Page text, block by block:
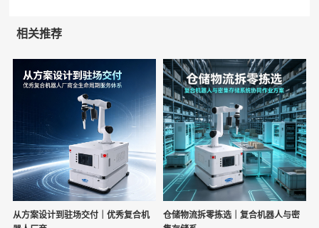
相关推荐
从方案设计到驻场交付｜优秀复合机
仓储物流拆零拣选｜复合机器人与密